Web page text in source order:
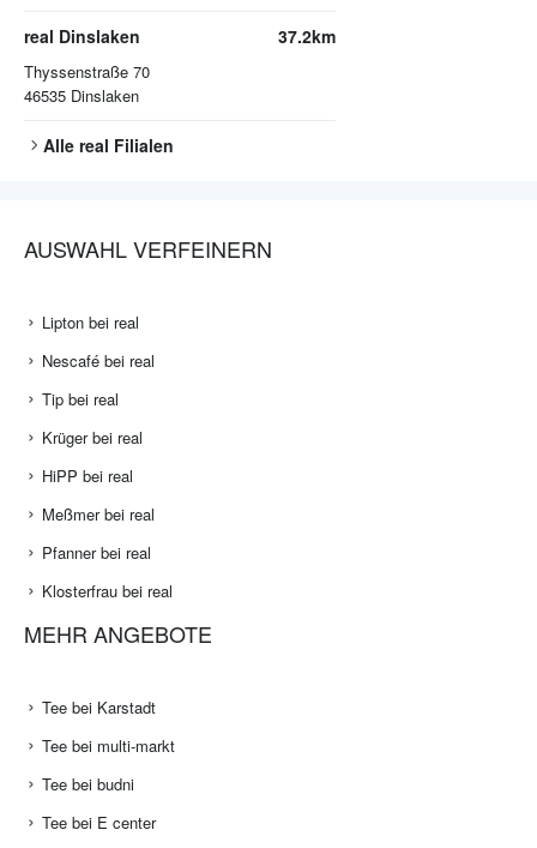
real Dinslaken
Thyssenstraße 70
46535 Dinslaken
37.2km
Alle real Filialen
AUSWAHL VERFEINERN
Lipton bei real
Nescafé bei real
Tip bei real
Krüger bei real
HiPP bei real
Meßmer bei real
Pfanner bei real
Klosterfrau bei real
MEHR ANGEBOTE
Tee bei Karstadt
Tee bei multi-markt
Tee bei budni
Tee bei E center